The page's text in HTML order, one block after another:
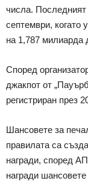
числа.
септември, когато
на 1,787 милиарда
Според
джакпот от
регистриран през
Шансовете за
правилата са
награди, според
награди